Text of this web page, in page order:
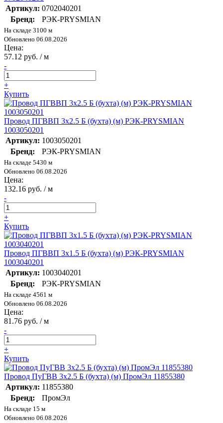
Артикул: 0702040201
Бренд:
РЭК-PRYSMIAN
На складе 3100 м
Обновлено 06.08.2026
Цена:
57.12 руб. / м
-
+
Купить
Провод ПГВВП 3х2.5 Б (бухта) (м) РЭК-PRYSMIAN
1003050201
Артикул: 1003050201
Бренд:
РЭК-PRYSMIAN
На складе 5430 м
Обновлено 06.08.2026
Цена:
132.16 руб. / м
-
+
Купить
Провод ПГВВП 3х1.5 Б (бухта) (м) РЭК-PRYSMIAN
1003040201
Артикул: 1003040201
Бренд:
РЭК-PRYSMIAN
На складе 4561 м
Обновлено 06.08.2026
Цена:
81.76 руб. / м
-
+
Купить
Провод ПуГВВ 3х2.5 Б (бухта) (м) ПромЭл 11855380
Артикул: 11855380
Бренд:
ПромЭл
На складе 15 м
Обновлено 06.08.2026